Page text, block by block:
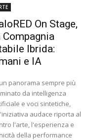
On Stage,
Compagnia
Ibrida:
e IA
panorama sempre più
da intelligenza
e voci sintetiche,
audace riporta al
l'arte, l'esperienza e
della performance